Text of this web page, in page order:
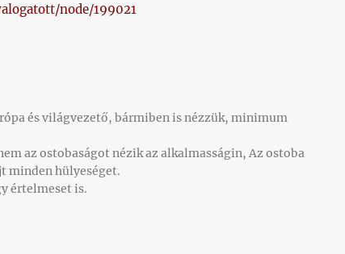
node/199021
és világvezető, bármiben is nézzük, minimum
az ostobaságot nézik az alkalmasságin, Az ostoba
minden hülyeséget.
értelmeset is.